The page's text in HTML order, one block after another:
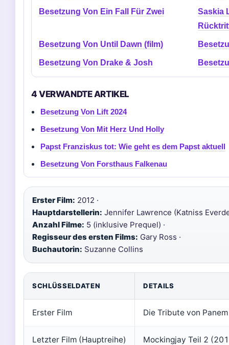
Besetzung Von Ein Fall Für Zwei
Saskia
Besetzung Von Until Dawn (film)
Besetzung Von Drake & Josh
4 VERWANDTE ARTIKEL
Besetzung Von Lift 2024
Besetzung Von Mit Herz Und Holly
Papst Franziskus tot: Wie geht es dem Papst aktuell
Besetzung Von Forsthaus Falkenau
Erster Film: 2012 ·
Hauptdarstellerin: Jennifer Lawrence (Katniss
Anzahl Filme: 5 (inklusive Prequel) ·
Regisseur des ersten Films: Gary Ross ·
Buchautorin: Suzanne Collins
SCHLÜSSELDATEN DETAILS
Erster Film Die Tribute von
Letzter Film (Hauptreihe) Mockingjay Teil 2